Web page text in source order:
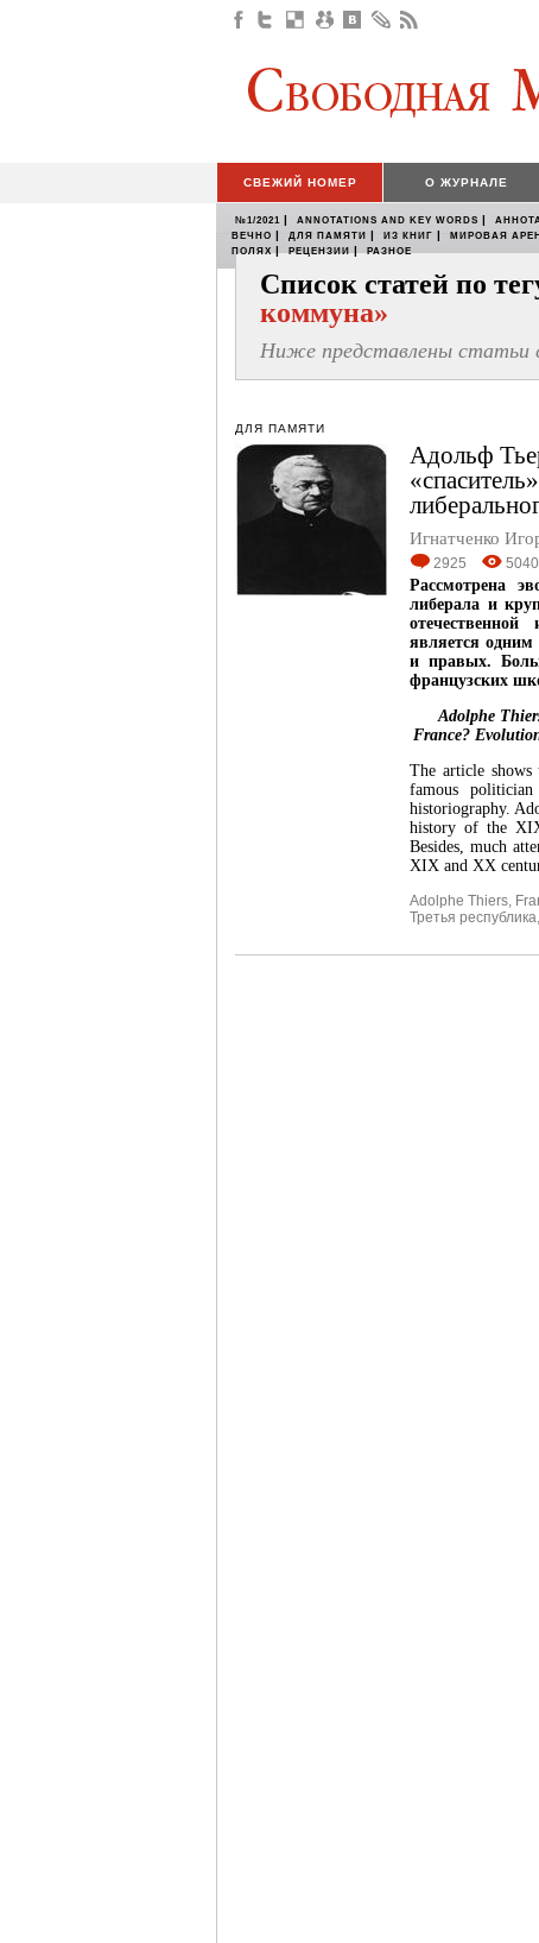
СВЕЖИЙ НОМЕР О ЖУРНАЛЕ
№1/2021 | ANNOTATIONS AND KEY WORDS |
ВЕЧНО | ДЛЯ ПАМЯТИ | ИЗ КНИГ | МИРОВАЯ
ПОЛЯХ | РЕЦЕНЗИИ | РАЗНОЕ
Список статей по
коммуна»
Ниже представлены статьи
ДЛЯ ПАМЯТИ
Адольф
Игнатченко
2925
Рассмотрена
либерала и
является
и правых.
французских
Adolphe
France?
The article
famous
historiography.
history of the
Besides, much
XIX and XX
Adolphe Thiers,
Третья республика,